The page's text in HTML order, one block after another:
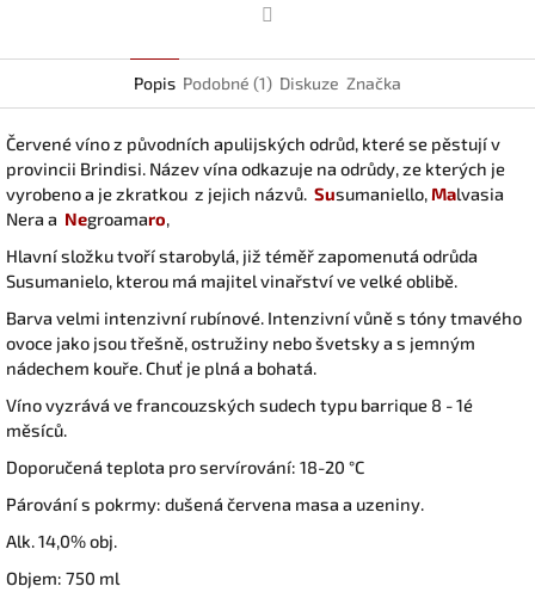
Popis Podobné (1) Diskuze Značka
Červené víno z původních apulijských odrůd, které se pěstují v
provincii Brindisi. Název vína odkazuje na odrůdy, ze kterých je
vyrobeno a je zkratkou z jejich názvů. Susumaniello,Malvasia
Nera a Negroamaro,
Hlavní složku tvoří starobylá, již téměř zapomenutá odrůda
Susumanielo, kterou má majitel vinařství ve velké oblibě.
Barva velmi intenzivní rubínové. Intenzivní vůně s tóny tmavého
ovoce jako jsou třešně, ostružiny nebo švetsky a s jemným
nádechem kouře. Chuť je plná a bohatá.
Víno vyzrává ve francouzských sudech typu barrique 8 - 1é
měsíců.
Doporučená teplota pro servírování: 18-20 °C
Párování s pokrmy: dušená červena masa a uzeniny.
Alk. 14,0% obj.
Objem: 750 ml